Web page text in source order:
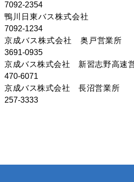
7092-2354
鴨川日東バス株式
7092-1234
京成バス株式会社 奥戸
3691-0935
京成バス株式会社 新習志野高
470-6071
京成バス株式会社 長沼
257-3333